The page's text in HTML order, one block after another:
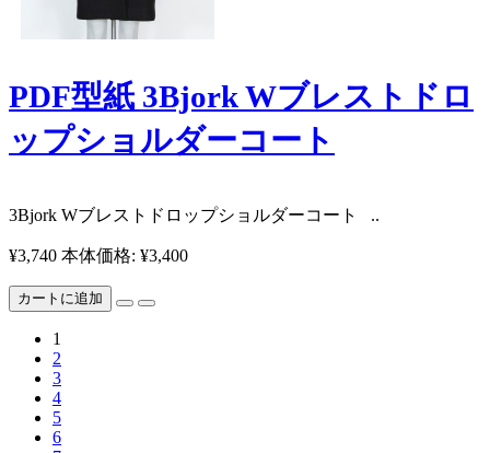
PDF型紙 3Bjork Wブレストドロ
ップショルダーコート
3Bjork Wブレストドロップショルダーコート ..
¥3,740 本体価格: ¥3,400
カートに追加
1
2
3
4
5
6